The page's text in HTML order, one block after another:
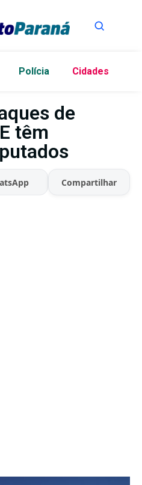
Polícia Cidades
de
têm
Compartilhar